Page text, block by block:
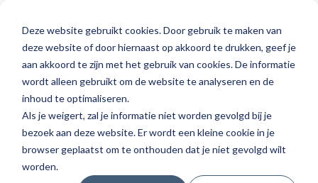
Deze website gebruikt cookies. Door gebruik te maken van
deze website of door hiernaast op akkoord te drukken, geef je
aan akkoord te zijn met het gebruik van cookies. De informatie
wordt alleen gebruikt om de website te analyseren en de
inhoud te optimaliseren.
Als je weigert, zal je informatie niet worden gevolgd bij je
bezoek aan deze website. Er wordt een kleine cookie in je
browser geplaatst om te onthouden dat je niet gevolgd wilt
worden.
Selecteer
winkel
Dekker Zevenhuizen NL
het
einde
van
afbeeldingen-